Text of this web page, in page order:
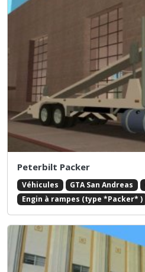
Peterbilt Packer
Véhicules GTA San Andreas
Engin à rampes (type *Packer* )